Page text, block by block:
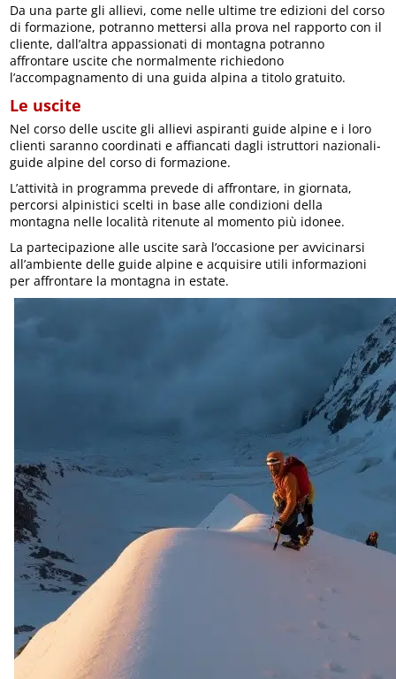
Da una parte gli allievi, come nelle ultime tre edizioni del corso
di formazione, potranno mettersi alla prova nel rapporto con il
cliente, dall’altra appassionati di montagna potranno
affrontare uscite che normalmente richiedono
l’accompagnamento di una guida alpina a titolo gratuito.
Le uscite
Nel corso delle uscite gli allievi aspiranti guide alpine e i loro
clienti saranno coordinati e affiancati dagli istruttori nazionali-
guide alpine del corso di formazione.
L’attività in programma prevede di affrontare, in giornata,
percorsi alpinistici scelti in base alle condizioni della
montagna nelle località ritenute al momento più idonee.
La partecipazione alle uscite sarà l’occasione per avvicinarsi
all’ambiente delle guide alpine e acquisire utili informazioni
per affrontare la montagna in estate.